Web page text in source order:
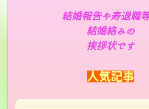
結婚報告や寿退職等
結婚絡みの
挨拶状です
人気記事